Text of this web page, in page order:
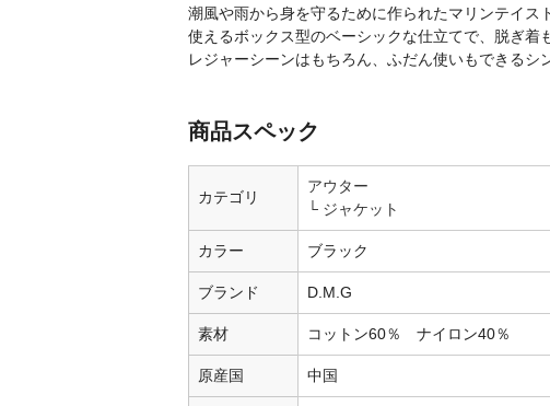
潮風や雨から身を守るために作られたマリンテイス
使えるボックス型のベーシックな仕立てで、脱ぎ着
レジャーシーンはもちろん、ふだん使いもできるシ
商品スペック
カテゴリ
アウター
ジャケット
カラー ブラック
ブランド D.M.G
素材 コットン60％ ナイロン40％
原産国 中国